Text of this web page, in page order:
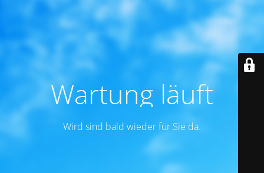
Wartung läuft
Wird sind bald wieder für Sie da.